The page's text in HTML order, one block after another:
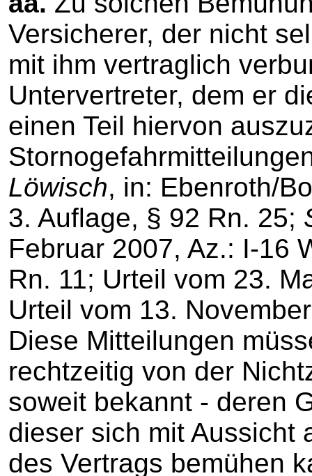
Versicherer, der nicht
mit ihm vertraglich
Untervertreter, dem er
einen Teil hiervon
Löwisch, in: Ebenroth/
3. Auflage, § 92 Rn. 25;
Februar 2007, Az.: I-16
Rn. 11; Urteil vom 23.
Urteil vom 13.
Diese Mitteilungen
rechtzeitig von der
soweit bekannt - deren
dieser sich mit Aussicht
des Vertrags bemühen